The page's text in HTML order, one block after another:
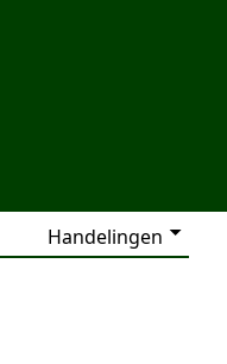
Handelingen